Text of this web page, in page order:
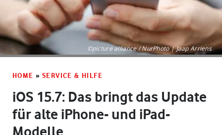
©picture alliance / NurPhoto | Jaap Arriens
HOME » SERVICE & HILFE
iOS 15.7: Das bringt das Update
für alte iPhone- und iPad-
Modelle